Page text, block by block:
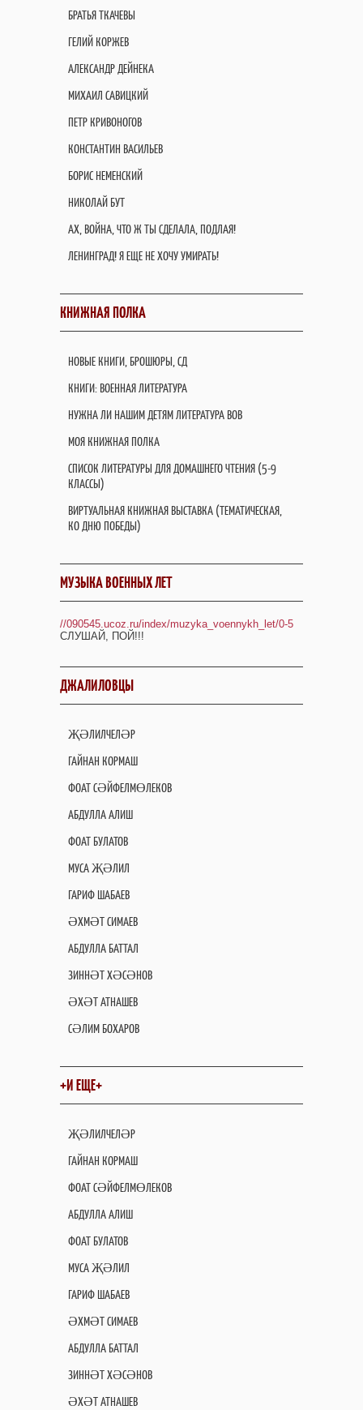
БРАТЬЯ ТКАЧЕВЫ
ГЕЛИЙ КОРЖЕВ
АЛЕКСАНДР ДЕЙНЕКА
МИХАИЛ САВИЦКИЙ
ПЕТР КРИВОНОГОВ
КОНСТАНТИН ВАСИЛЬЕВ
БОРИС НЕМЕНСКИЙ
НИКОЛАЙ БУТ
АХ, ВОЙНА, ЧТО Ж ТЫ СДЕЛАЛА, ПОДЛАЯ!
ЛЕНИНГРАД! Я ЕЩЕ НЕ ХОЧУ УМИРАТЬ!
КНИЖНАЯ ПОЛКА
НОВЫЕ КНИГИ, БРОШЮРЫ, СД
КНИГИ: ВОЕННАЯ ЛИТЕРАТУРА
НУЖНА ЛИ НАШИМ ДЕТЯМ ЛИТЕРАТУРА ВОВ
МОЯ КНИЖНАЯ ПОЛКА
СПИСОК ЛИТЕРАТУРЫ ДЛЯ ДОМАШНЕГО ЧТЕНИЯ (5-9
КЛАССЫ)
ВИРТУАЛЬНАЯ КНИЖНАЯ ВЫСТАВКА (ТЕМАТИЧЕСКАЯ,
КО ДНЮ ПОБЕДЫ)
МУЗЫКА ВОЕННЫХ ЛЕТ
//090545.ucoz.ru/index/muzyka_voennykh_let/0-5
СЛУШАЙ, ПОЙ!!!
ДЖАЛИЛОВЦЫ
ҖӘЛИЛЧЕЛӘР
ГАЙНАН КОРМАШ
ФОАТ СӘЙФЕЛМӨЛЕКОВ
АБДУЛЛА АЛИШ
ФОАТ БУЛАТОВ
МУСА ҖӘЛИЛ
ГАРИФ ШАБАЕВ
ӘХМӘТ СИМАЕВ
АБДУЛЛА БАТТАЛ
ЗИННӘТ ХӘСӘНОВ
ӘХӘТ АТНАШЕВ
СӘЛИМ БОХАРОВ
+И ЕЩЕ+
ҖӘЛИЛЧЕЛӘР
ГАЙНАН КОРМАШ
ФОАТ СӘЙФЕЛМӨЛЕКОВ
АБДУЛЛА АЛИШ
ФОАТ БУЛАТОВ
МУСА ҖӘЛИЛ
ГАРИФ ШАБАЕВ
ӘХМӘТ СИМАЕВ
АБДУЛЛА БАТТАЛ
ЗИННӘТ ХӘСӘНОВ
ӘХӘТ АТНАШЕВ